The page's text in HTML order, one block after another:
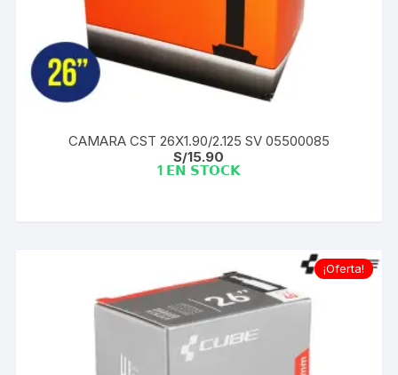
CAMARA CST 26X1.90/2.125 SV 05500085
S/15.90
1 𝗘𝗡 𝗦𝗧𝗢𝗖𝗞
¡Oferta!